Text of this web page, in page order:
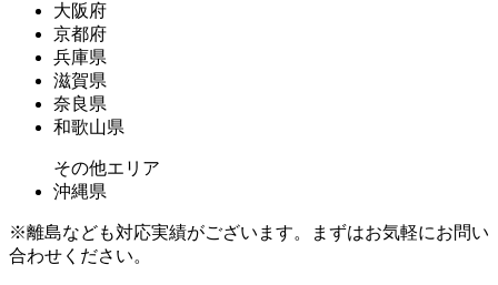
大阪府
京都府
兵庫県
滋賀県
奈良県
和歌山県
その他エリア
沖縄県
※離島なども対応実績がございます。まずはお気軽にお問い
合わせください。